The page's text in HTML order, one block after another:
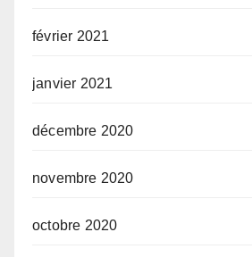
février 2021
janvier 2021
décembre 2020
novembre 2020
octobre 2020